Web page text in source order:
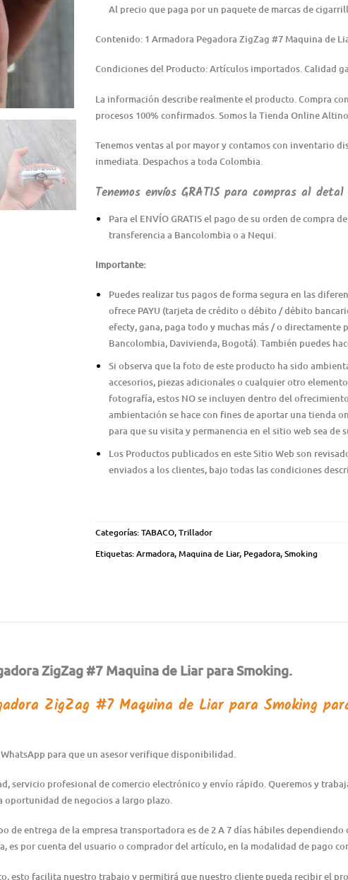
Al precio que paga por un paquete de marcas de
Contenido: 1 Armadora Pegadora ZigZag #7 Maquina de
Condiciones del Producto: Artículos importados. Calidad
La información describe realmente el producto. Compra
procesos 100% confirmados. Somos la Tienda Online
Tenemos ventas al por mayor y contamos con inventario
inmediata. Despachos a toda Colombia.
Tenemos envíos GRATIS para compras al
Para el ENVÍO GRATIS el pago de su orden de compra
transferencia a Bancolombia o a Nequi.
Importante:
Puedes realizar tus pagos de forma segura en las
ofrece PAYU (tarjeta de crédito o débito / débito
efecty, gana, paga todo y muchas más / o directamente
Bancolombia, Davivienda, Bogotá). También puedes
Si observa que la foto de este producto ha sido
accesorios, piezas adicionales o cualquier otro
fotografía, estos NO se incluyen dentro del
ambientación se hace con fines de aportar una tienda
para que su visita y permanencia en el sitio web sea de
Los Productos publicados en este Sitio Web son
enviados a los clientes, bajo todas las condiciones
Categorías:TABACO,Trillador
Etiquetas:Armadora,Maquina de Liar, Pegadora,Smoking
ZigZag #7 Maquina de Liar para Smoking.
ZigZag #7 Maquina de Liar para Smoking
para que un asesor verifique disponibilidad.
servicio profesional de comercio electrónico y envío rápido. Queremos y
de negocios a largo plazo.
de entrega de la empresa transportadora es de 2 A 7 días hábiles dependiendo
es por cuenta del usuario o comprador del artículo, en la modalidad de pago
esto facilita nuestro trabajo y permitirá que nuestro cliente pueda recibir el